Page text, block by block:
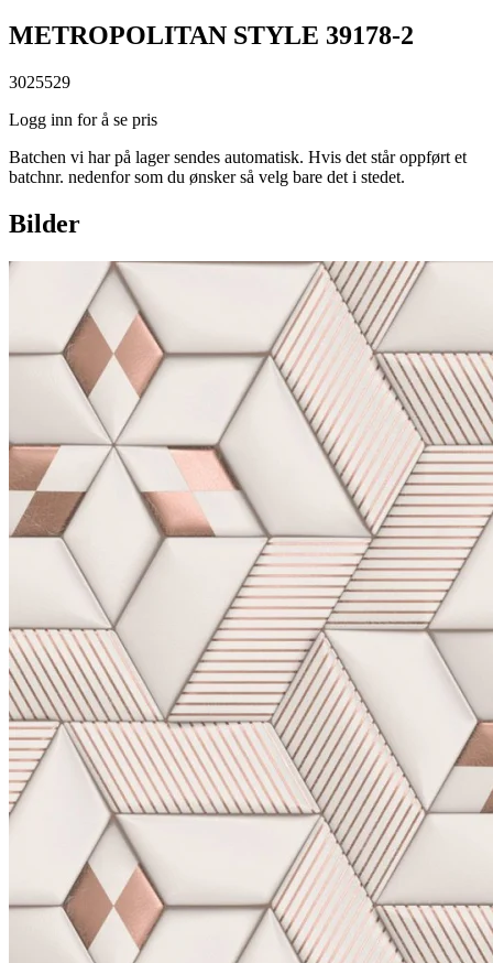
METROPOLITAN STYLE 39178-2
3025529
Logg inn for å se pris
Batchen vi har på lager sendes automatisk. Hvis det står oppført et
batchnr. nedenfor som du ønsker så velg bare det i stedet.
Bilder